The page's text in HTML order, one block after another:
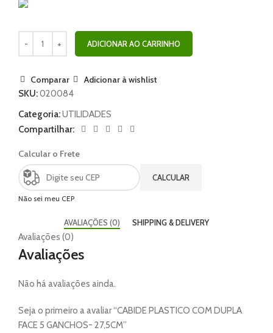
ADICIONAR AO CARRINHO
Comparar
Adicionar à wishlist
SKU:020084
Categoria:UTILIDADES
Compartilhar:
Calcular o Frete
CALCULAR
Não sei meu CEP
AVALIAÇÕES (0) SHIPPING & DELIVERY
Avaliações (0)
Avaliações
Não há avaliações ainda.
Seja o primeiro a avaliar “CABIDE PLASTICO COM DUPLA
FACE 5 GANCHOS- 27,5CM”